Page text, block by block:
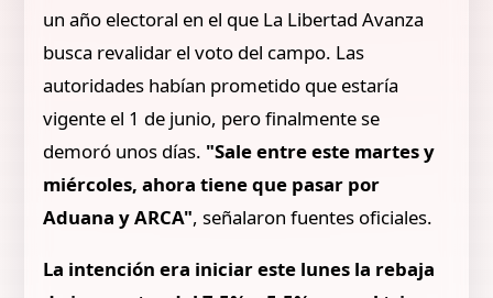
un año electoral en el que La Libertad Avanza
busca revalidar el voto del campo. Las
autoridades habían prometido que estaría
vigente el 1 de junio, pero finalmente se
demoró unos días. "Sale entre este martes y
miércoles, ahora tiene que pasar por
Aduana y ARCA", señalaron fuentes oficiales.
La intención era iniciar este lunes la rebaja